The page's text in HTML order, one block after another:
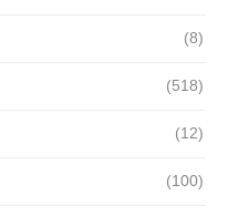
(8)
(518)
(12)
(100)